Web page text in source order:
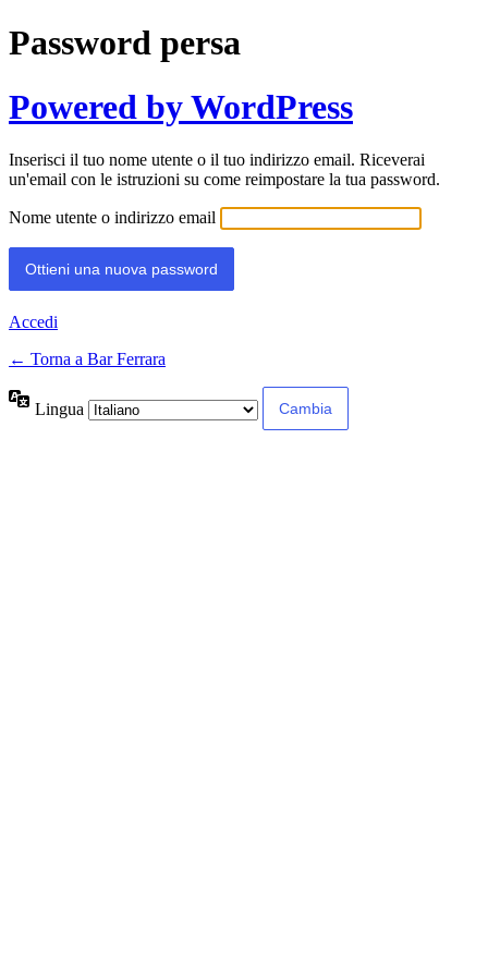
Password persa
Powered by WordPress
Inserisci il tuo nome utente o il tuo indirizzo email. Riceverai
un'email con le istruzioni su come reimpostare la tua password.
Nome utente o indirizzo email
Accedi
← Torna a Bar Ferrara
Lingua